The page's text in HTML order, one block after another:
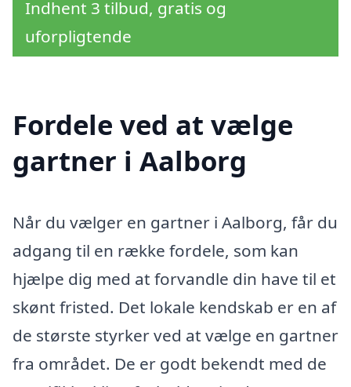
Indhent 3 tilbud, gratis og
uforpligtende
Fordele ved at vælge
gartner i Aalborg
Når du vælger en gartner i Aalborg, får du
adgang til en række fordele, som kan
hjælpe dig med at forvandle din have til et
skønt fristed. Det lokale kendskab er en af
de største styrker ved at vælge en gartner
fra området. De er godt bekendt med de